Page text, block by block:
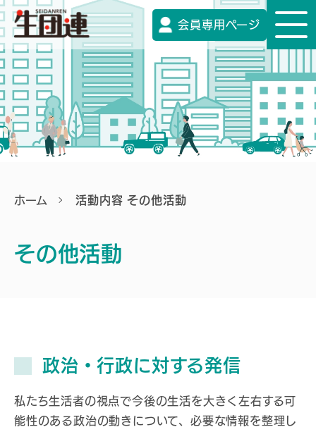
会員専用ページ
ホーム 活動内容 その他活動
その他活動
政治・行政に対する発信
私たち生活者の視点で今後の生活を大きく左右する可
能性のある政治の動きについて、必要な情報を整理し